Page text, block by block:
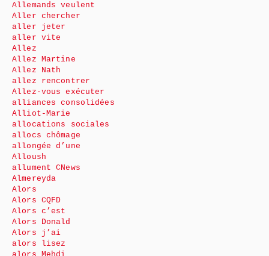
Allemands veulent
Aller chercher
aller jeter
aller vite
Allez
Allez Martine
Allez Nath
allez rencontrer
Allez-vous exécuter
alliances consolidées
Alliot-Marie
allocations sociales
allocs chômage
allongée d’une
Alloush
allument CNews
Almereyda
Alors
Alors CQFD
Alors c’est
Alors Donald
Alors j’ai
alors lisez